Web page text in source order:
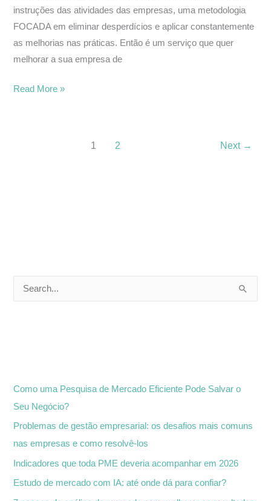
instruções das atividades das empresas, uma metodologia
FOCADA em eliminar desperdícios e aplicar constantemente
as melhorias nas práticas. Então é um serviço que quer
melhorar a sua empresa de
Read More »
1 2 Next →
r
p
o
r
Como uma Pesquisa de Mercado Eficiente Pode Salvar o
Seu Negócio?
Problemas de gestão empresarial: os desafios mais comuns
nas empresas e como resolvê-los
Indicadores que toda PME deveria acompanhar em 2026
Estudo de mercado com IA: até onde dá para confiar?